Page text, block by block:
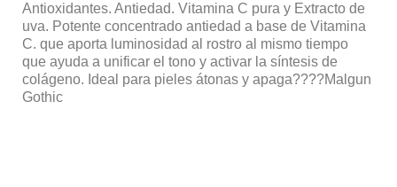
Antioxidantes. Antiedad. Vitamina C pura y Extracto de
uva. Potente concentrado antiedad a base de Vitamina
C. que aporta luminosidad al rostro al mismo tiempo
que ayuda a unificar el tono y activar la síntesis de
colágeno. Ideal para pieles átonas y apaga????Malgun
Gothic